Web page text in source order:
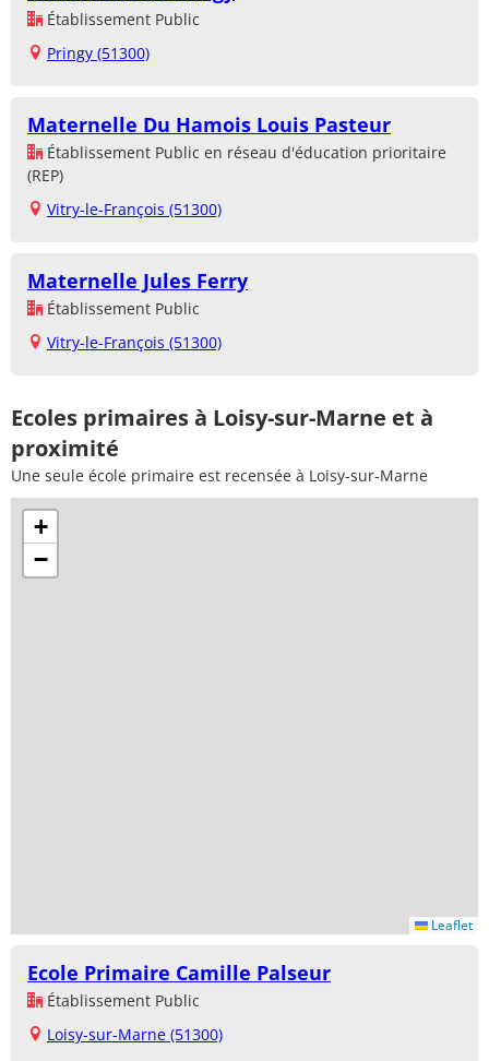
Établissement Public
Pringy (51300)
Maternelle Du Hamois Louis Pasteur
Établissement Public en réseau d'éducation prioritaire
(REP)
Vitry-le-François (51300)
Maternelle Jules Ferry
Établissement Public
Vitry-le-François (51300)
Ecoles primaires à Loisy-sur-Marne et à
proximité
Une seule école primaire est recensée à Loisy-sur-Marne
+
−
Leaflet
Ecole Primaire Camille Palseur
Établissement Public
Loisy-sur-Marne (51300)